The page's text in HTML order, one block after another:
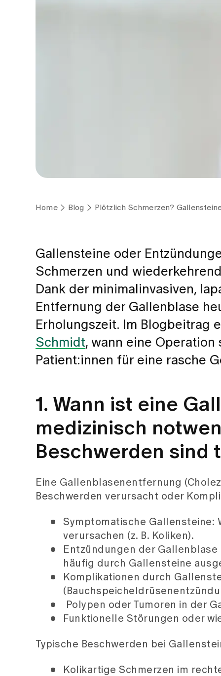
Home Blog Plötzlich Schmerzen?
Gallensteine oder
Schmerzen und
Dank der minimalinvasiven,
Entfernung der Gallenblase
Erholungszeit. Im Blogbeitrag
Schmidt, wann eine
Patient:innen für eine rasche
1. Wann ist eine
medizinisch
Beschwerden sind
Eine Gallenblasenentfernung
Beschwerden verursacht oder
Symptomatische Gallensteine:
verursachen (z. B. Koliken).
Entzündungen der
häufig durch Gallensteine
Komplikationen durch
Polypen oder Tumoren in der
Funktionelle Störungen oder
Typische Beschwerden bei
Kolikartige Schmerzen im